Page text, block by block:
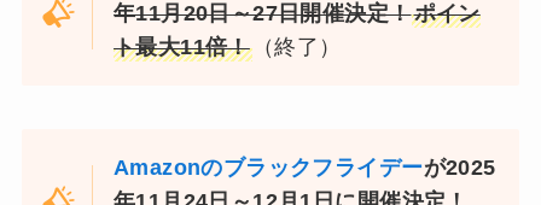
年11月20日～27日開催決定！ポイン
ト最大11倍！（終了）
Amazonのブラックフライデーが2025